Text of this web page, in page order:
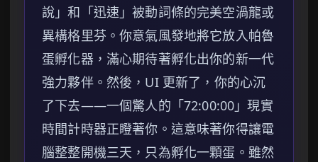
說」和「迅速」被動詞條的完美空渦龍或
異構格里芬。你意氣風發地將它放入帕魯
蛋孵化器，滿心期待著孵化出你的新一代
強力夥伴。然後，UI 更新了，你的心沉
了下去——一個驚人的「72:00:00」現實
時間計時器正瞪著你。這意味著你得讓電
腦整整開機三天，只為孵化一顆蛋。雖然